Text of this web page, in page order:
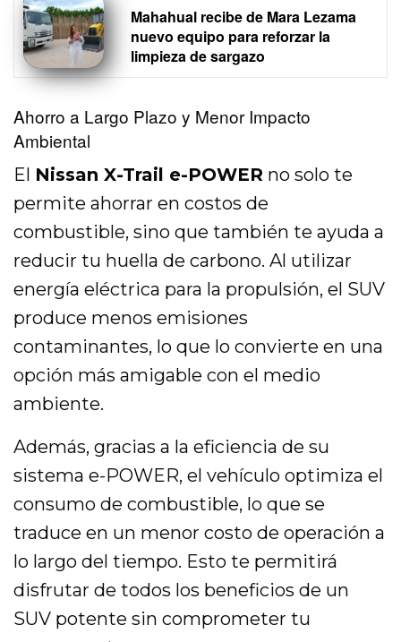
Mahahual recibe de Mara Lezama
nuevo equipo para reforzar la
limpieza de sargazo
Ahorro a Largo Plazo y Menor Impacto
Ambiental
El Nissan X-Trail e-POWER no solo te
permite ahorrar en costos de
combustible, sino que también te ayuda a
reducir tu huella de carbono. Al utilizar
energía eléctrica para la propulsión, el SUV
produce menos emisiones
contaminantes, lo que lo convierte en una
opción más amigable con el medio
ambiente.
Además, gracias a la eficiencia de su
sistema e-POWER, el vehículo optimiza el
consumo de combustible, lo que se
traduce en un menor costo de operación a
lo largo del tiempo. Esto te permitirá
disfrutar de todos los beneficios de un
SUV potente sin comprometer tu